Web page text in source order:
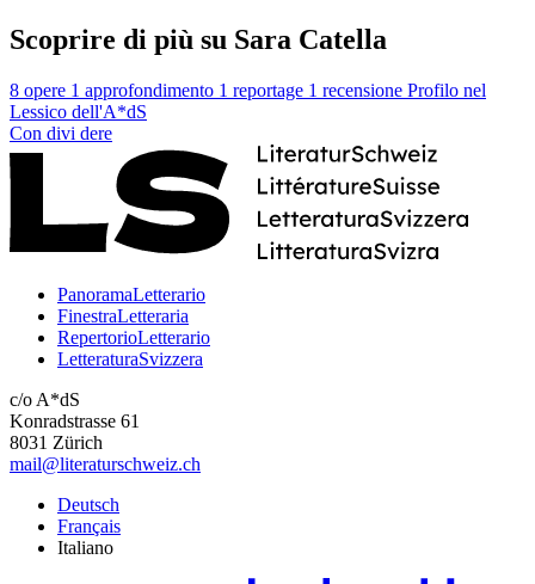
Scoprire di più su Sara Catella
8 opere 1 approfondimento 1 reportage 1 recensione Profilo nel
Lessico dell'A*dS
Con divi dere
PanoramaLetterario
FinestraLetteraria
RepertorioLetterario
LetteraturaSvizzera
c/o A*dS
Konradstrasse 61
8031 Zürich
mail@literaturschweiz.ch
Deutsch
Français
Italiano